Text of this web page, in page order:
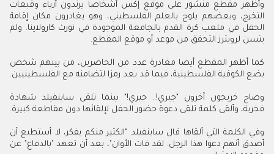
وأظهر مقطع منشور على موقع إكس أشخاصا يرتدون أزياء وقبعات
التخرج، وبعضهم يلوح بالعلم الفلسطيني، وهو يغادرون مكان إقامة
الحفل في ملعب كرة القدم بالجامعة الموجودة في نورث كارولاينا. ولم
يتسن لرويترز التحقق من موعد أو موقع المقطع.
كما أظهر المقطع أيضا مغادرة عدد من الحاضرين، من بينهم شخص
يضع الكوفية الفلسطينية، فيما قد يعد رمزا لتضامنه مع الفلسطينيين.
وصاح خريجون آخرون "جيري!.. جيري!" بينما تلقى ساينفيلد شهادة
فخرية، وألقى كلمة تلقى دعوة حضور الحفل لإلقائها دون مقاطعة كبيرة.
وفي الكلمة التي ألقاها قال ساينفيلد "الكثير منكم يفكر، لا أستطيع أن
أصدق أنهم دعوا هذا الرجل. لقد فات الأوان"، بعد أن تعهد "بالدفاع" عن